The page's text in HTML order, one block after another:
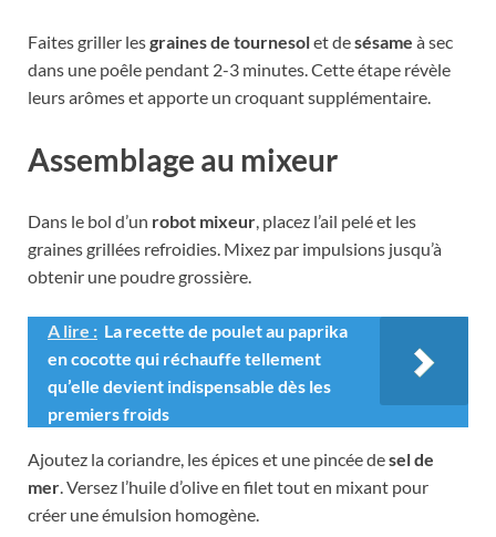
Faites griller lesgraines de tournesolet desésame à sec
dans une poêle pendant 2-3 minutes. Cette étape révèle
leurs arômes et apporte un croquant supplémentaire.
Assemblage au mixeur
Dans le bol d’un robot mixeur, placez l’ail pelé et les
graines grillées refroidies. Mixez par impulsions jusqu’à
obtenir une poudre grossière.
A lire : La recette de poulet au paprika
en cocotte qui réchauffe tellement
qu’elle devient indispensable dès les
premiers froids
Ajoutez la coriandre, les épices et une pincée desel de
mer. Versez l’huile d’olive en filet tout en mixant pour
créer une émulsion homogène.